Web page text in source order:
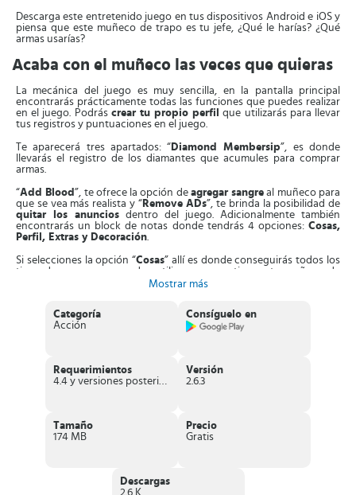
Descarga este entretenido juego en tus dispositivos Android e iOS y
piensa que este muñeco de trapo es tu jefe, ¿Qué le harías? ¿Qué
armas usarías?
Acaba con el muñeco las veces que quieras
La mecánica del juego es muy sencilla, en la pantalla principal
encontrarás prácticamente todas las funciones que puedes realizar
en el juego. Podrás crear tu propio perfil
que utilizarás para llevar
tus registros y puntuaciones en el juego.
Te aparecerá tres apartados: “ Diamond Membersip”, es donde
llevarás el registro de los diamantes que acumules para comprar
armas.
“Add Blood”, te ofrece la opción de agregar sangre al muñeco para
que se vea más realista y “Remove ADs”, te brinda la posibilidad de
quitar los anuncios dentro del juego. Adicionalmente también
encontrarás un block de notas donde tendrás 4 opciones: Cosas,
Perfil, Extras y Decoración.
Si selecciones la opción “Cosas” allí es donde conseguirás todos los
tipos de armas que puedes utilizar para castigar a tu muñeco de
espadas, mazo, ballestas, explosivos, diferentes objetos,
Cada vez que finalices una tortura al muñeco te
que puedes ir acumulando, además también irás
Deja que vuele tu imaginación y libérate de toda la tensión
tienes una cantidad de golpes específica, puedes darle hasta
hacer que todas las partes del cuerpo queden por todo el escenario.
Puedes utilizar diferentes formas de atacar al muñeco, como por
estrelle con la pared o el piso
Mostrar más
Categoría
Acción
Consíguelo en
Requerimientos
4.4 y versiones posteriores
Versión
2.6.3
Tamaño
174 MB
Precio
Gratis
Descargas
2.6 K